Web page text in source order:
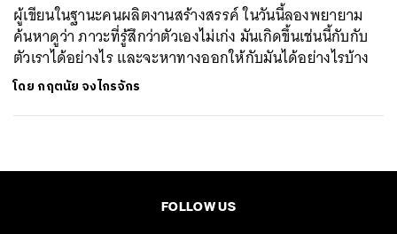
ผู้เขียนในฐานะคนผลิตงานสร้างสรรค์ ในวันนี้ลองพยายาม
ค้นหาดูว่า ภาวะที่รู้สึกว่าตัวเองไม่เก่ง มันเกิดขึ้นเช่นนี้กับกับ
ตัวเราได้อย่างไร และจะหาทางออกให้กับมันได้อย่างไรบ้าง
โดย กฤตนัย จงไกรจักร
FOLLOW US